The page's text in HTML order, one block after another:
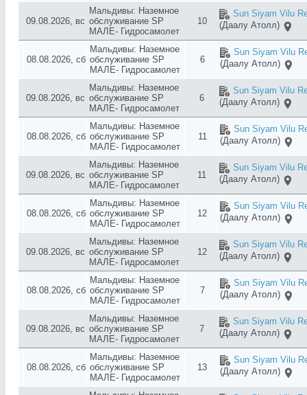
09.08.2026, вс
Мальдивы: Наземное
обслуживание SP
МАЛЕ- Гидросамолет
10
Sun Siyam Vilu
(Даалу Атолл)
08.08.2026, сб
Мальдивы: Наземное
обслуживание SP
МАЛЕ- Гидросамолет
6
Sun Siyam Vilu
(Даалу Атолл)
09.08.2026, вс
Мальдивы: Наземное
обслуживание SP
МАЛЕ- Гидросамолет
6
Sun Siyam Vilu
(Даалу Атолл)
08.08.2026, сб
Мальдивы: Наземное
обслуживание SP
МАЛЕ- Гидросамолет
11
Sun Siyam Vilu
(Даалу Атолл)
09.08.2026, вс
Мальдивы: Наземное
обслуживание SP
МАЛЕ- Гидросамолет
11
Sun Siyam Vilu
(Даалу Атолл)
08.08.2026, сб
Мальдивы: Наземное
обслуживание SP
МАЛЕ- Гидросамолет
12
Sun Siyam Vilu
(Даалу Атолл)
09.08.2026, вс
Мальдивы: Наземное
обслуживание SP
МАЛЕ- Гидросамолет
12
Sun Siyam Vilu
(Даалу Атолл)
08.08.2026, сб
Мальдивы: Наземное
обслуживание SP
МАЛЕ- Гидросамолет
7
Sun Siyam Vilu
(Даалу Атолл)
09.08.2026, вс
Мальдивы: Наземное
обслуживание SP
МАЛЕ- Гидросамолет
7
Sun Siyam Vilu
(Даалу Атолл)
08.08.2026, сб
Мальдивы: Наземное
обслуживание SP
МАЛЕ- Гидросамолет
13
Sun Siyam Vilu
(Даалу Атолл)